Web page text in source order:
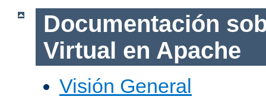
Documentación
Virtual en Apache
Visión General